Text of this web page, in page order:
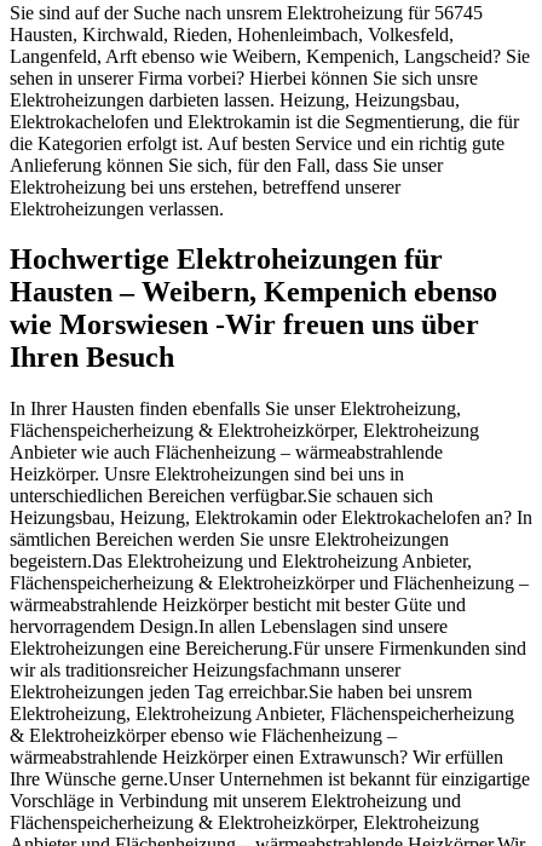
Sie sind auf der Suche nach unsrem Elektroheizung für 56745
Hausten, Kirchwald, Rieden, Hohenleimbach, Volkesfeld,
Langenfeld, Arft ebenso wie Weibern, Kempenich, Langscheid? Sie
sehen in unserer Firma vorbei? Hierbei können Sie sich unsre
Elektroheizungen darbieten lassen. Heizung, Heizungsbau,
Elektrokachelofen und Elektrokamin ist die Segmentierung, die für
die Kategorien erfolgt ist. Auf besten Service und ein richtig gute
Anlieferung können Sie sich, für den Fall, dass Sie unser
Elektroheizung bei uns erstehen, betreffend unserer
Elektroheizungen verlassen.
Hochwertige Elektroheizungen für
Hausten – Weibern, Kempenich ebenso
wie Morswiesen -Wir freuen uns über
Ihren Besuch
In Ihrer Hausten finden ebenfalls Sie unser Elektroheizung,
Flächenspeicherheizung & Elektroheizkörper, Elektroheizung
Anbieter wie auch Flächenheizung – wärmeabstrahlende
Heizkörper. Unsre Elektroheizungen sind bei uns in
unterschiedlichen Bereichen verfügbar.Sie schauen sich
Heizungsbau, Heizung, Elektrokamin oder Elektrokachelofen an? In
sämtlichen Bereichen werden Sie unsre Elektroheizungen
begeistern.Das Elektroheizung und Elektroheizung Anbieter,
Flächenspeicherheizung & Elektroheizkörper und Flächenheizung –
wärmeabstrahlende Heizkörper besticht mit bester Güte und
hervorragendem Design.In allen Lebenslagen sind unsere
Elektroheizungen eine Bereicherung.Für unsere Firmenkunden sind
wir als traditionsreicher Heizungsfachmann unserer
Elektroheizungen jeden Tag erreichbar.Sie haben bei unsrem
Elektroheizung, Elektroheizung Anbieter, Flächenspeicherheizung
& Elektroheizkörper ebenso wie Flächenheizung –
wärmeabstrahlende Heizkörper einen Extrawunsch? Wir erfüllen
Ihre Wünsche gerne.Unser Unternehmen ist bekannt für einzigartige
Vorschläge in Verbindung mit unserem Elektroheizung und
Flächenspeicherheizung & Elektroheizkörper, Elektroheizung